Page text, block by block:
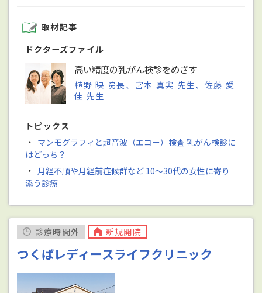
取材記事
ドクターズファイル
高い精度の乳がん検診をめざす
植野 映 院長、宮本 真実 先生、佐藤 愛
佳 先生
トピックス
・ マンモグラフィと超音波（エコー）検査 乳がん検診に
はどっち？
・ 月経不順や月経前症候群など 10～30代の女性に寄り
添う診療
診療時間外 新規開院
つくばレディースライフクリニック